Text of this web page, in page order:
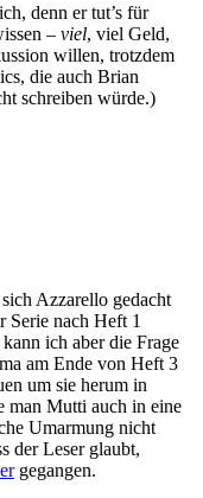
denn er tut’s für
– viel, viel Geld,
willen, trotzdem
die auch Brian
schreiben würde.)
Azzarello gedacht
Serie nach Heft 1
ich aber die Frage
am Ende von Heft 3
um sie herum in
man Mutti auch in eine
Umarmung nicht
der Leser glaubt,
gegangen.